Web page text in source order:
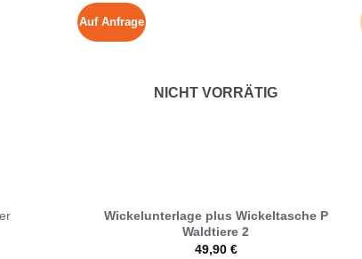
Auf Anfrage
NICHT VORRÄTIG
Wickelunterlage plus Wickeltasche P
Waldtiere 2
49,90 €